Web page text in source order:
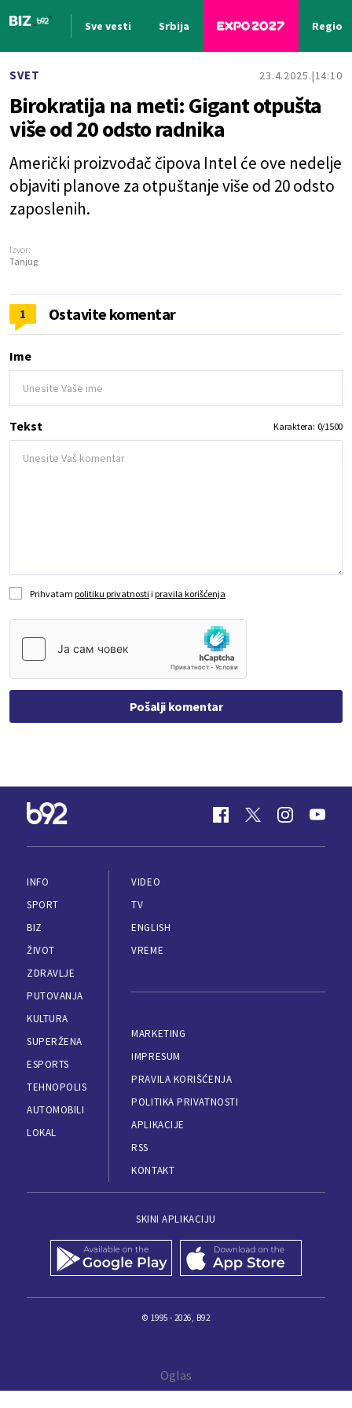
Sve vesti Srbija Region
SVET 23.4.2025. 14:10
Birokratija na meti: Gigant otpušta
više od 20 odsto radnika
Američki proizvođač čipova Intel će ove nedelje
objaviti planove za otpuštanje više od 20 odsto
zaposlenih.
Izvor:
Tanjug
1 Ostavite komentar
Ime
Tekst Karaktera: 0/1500
Prihvatam politiku privatnosti i pravila korišćenja
Pošalji komentar
INFO
SPORT
BIZ
ŽIVOT
ZDRAVLJE
PUTOVANJA
KULTURA
SUPERŽENA
ESPORTS
TEHNOPOLIS
AUTOMOBILI
LOKAL
VIDEO
TV
ENGLISH
VREME
MARKETING
IMPRESUM
PRAVILA KORIŠĆENJA
POLITIKA PRIVATNOSTI
APLIKACIJE
RSS
KONTAKT
SKINI APLIKACIJU
© 1995 - 2026, B92